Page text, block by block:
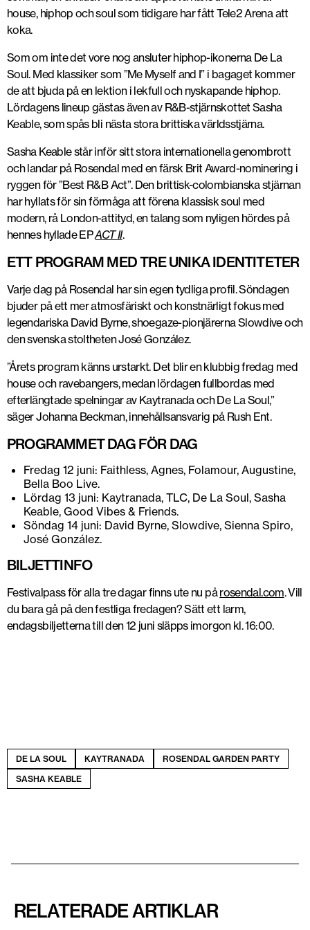
house, hiphop och soul som tidigare har fått Tele2 Arena att
koka.
Som om inte det vore nog ansluter hiphop-ikonerna De La
Soul. Med klassiker som ”Me Myself and I” i bagaget kommer
de att bjuda på en lektion i lekfull och nyskapande hiphop.
Lördagens lineup gästas även av R&B-stjärnskottet Sasha
Keable, som spås bli nästa stora brittiska världsstjärna.
Sasha Keable står inför sitt stora internationella genombrott
och landar på Rosendal med en färsk Brit Award-nominering i
ryggen för ”Best R&B Act”. Den brittisk-colombianska stjärnan
har hyllats för sin förmåga att förena klassisk soul med
modern, rå London-attityd, en talang som nyligen hördes på
hennes hyllade EPACT II.
ETT PROGRAM MED TRE UNIKA IDENTITETER
Varje dag på Rosendal har sin egen tydliga profil. Söndagen
bjuder på ett mer atmosfäriskt och konstnärligt fokus med
legendariska David Byrne, shoegaze-pionjärerna Slowdive och
den svenska stoltheten José González.
”Årets program känns urstarkt. Det blir en klubbig fredag med
house och ravebangers, medan lördagen fullbordas med
efterlängtade spelningar av Kaytranada och De La Soul,”
säger Johanna Beckman, innehållsansvarig på Rush Ent.
PROGRAMMET DAG FÖR DAG
Fredag 12 juni: Faithless, Agnes, Folamour, Augustine,
Bella Boo Live.
Lördag 13 juni: Kaytranada, TLC, De La Soul, Sasha
Keable, Good Vibes & Friends.
Söndag 14 juni: David Byrne, Slowdive, Sienna Spiro,
José González.
BILJETTINFO
Festivalpass för alla tre dagar finns ute nu pårosendal.com. Vill
du bara gå på den festliga fredagen? Sätt ett larm,
endagsbiljetterna till den 12 juni släpps imorgon kl. 16:00.
DE LA SOUL KAYTRANADA
ROSENDAL GARDEN PARTY
SASHA KEABLE
RELATERADE ARTIKLAR